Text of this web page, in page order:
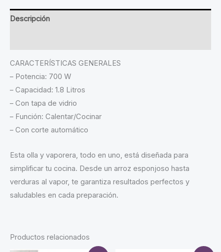
Descripción
CARACTERÍSTICAS GENERALES
– Potencia: 700 W
– Capacidad: 1.8 Litros
– Con tapa de vidrio
– Función: Calentar/Cocinar
– Con corte automático
Esta olla y vaporera, todo en uno, está diseñada para
simplificar tu cocina. Desde un arroz esponjoso hasta
verduras al vapor, te garantiza resultados perfectos y
saludables en cada preparación.
Productos relacionados